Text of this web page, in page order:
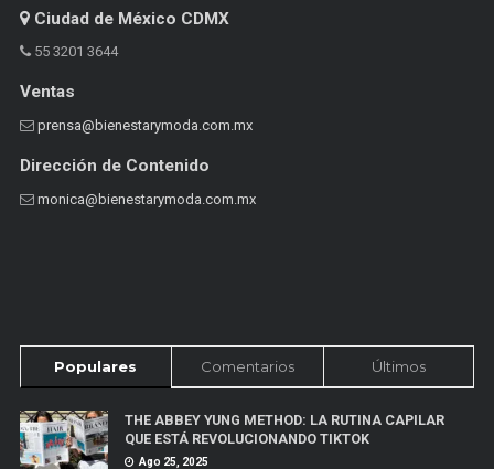
Ciudad de México CDMX
55 3201 3644
Ventas
prensa@bienestarymoda.com.mx
Dirección de Contenido
monica@bienestarymoda.com.mx
Populares Comentarios Últimos
THE ABBEY YUNG METHOD: LA RUTINA CAPILAR
QUE ESTÁ REVOLUCIONANDO TIKTOK
Ago 25, 2025